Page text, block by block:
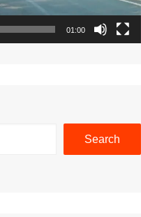
01:00
Search